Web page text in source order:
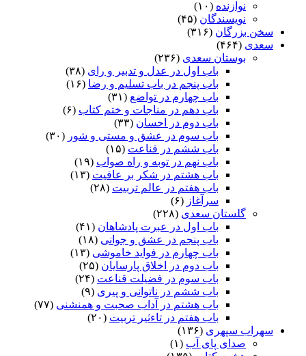
نوازنده (۱۰)
نویسندگان (۴۵)
سخن بزرگان (۳۱۶)
سعدی (۴۶۴)
بوستان سعدی (۲۳۶)
باب اول در عدل و تدبیر و رای (۳۸)
باب پنجم در باب تسلیم و رضا (۱۶)
باب چهارم در تواضع (۳۱)
باب دهم در مناجات و ختم کتاب (۶)
باب دوم در احسان (۳۳)
باب سوم در عشق و مستی و شور (۳۰)
باب ششم در قناعت (۱۵)
باب نهم در توبه و راه صواب (۱۹)
باب هشتم در شکر بر عافیت (۱۳)
باب هفتم در عالم تربیت (۲۸)
سرآغاز (۶)
گلستان سعدی (۲۲۸)
باب اول در عبرت پادشاهان (۴۱)
باب پنجم در عشق و جوانى (۱۸)
باب چهارم در فواید خاموشى (۱۳)
باب دوم در اخلاق پارسایان (۲۵)
باب سوم در فضیلت قناعت (۲۴)
باب ششم در ناتوانى و پیرى (۹)
باب هشتم در آداب صحبت و همنشنى (۷۷)
باب هفتم در تاءثیر تربیت (۲۰)
سهراب سپهری (۱۳۶)
صدای پای آب (۱)